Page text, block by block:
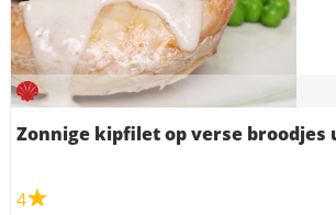
Zonnige kipfilet op verse broodjes
4